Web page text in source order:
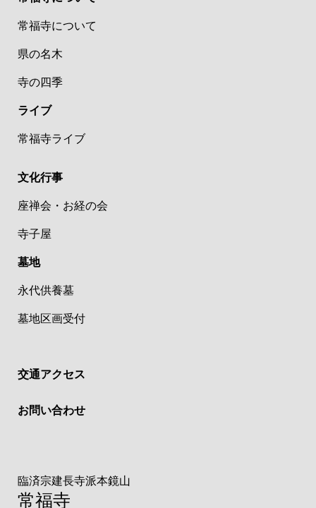
常福寺について
県の名木
寺の四季
ライブ
常福寺ライブ
文化行事
座禅会・お経の会
寺子屋
墓地
永代供養墓
墓地区画受付
交通アクセス
お問い合わせ
臨済宗建長寺派本鏡山
常福寺